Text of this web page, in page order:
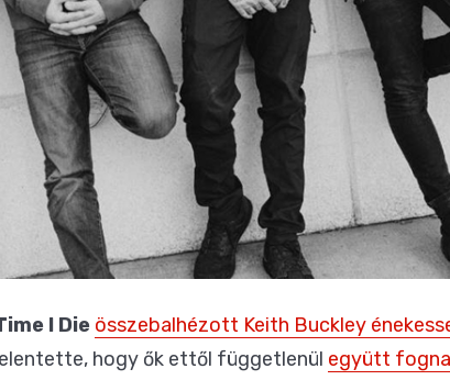
I Die összebalhézott Keith Buckley
hogy ők ettől függetlenül együtt